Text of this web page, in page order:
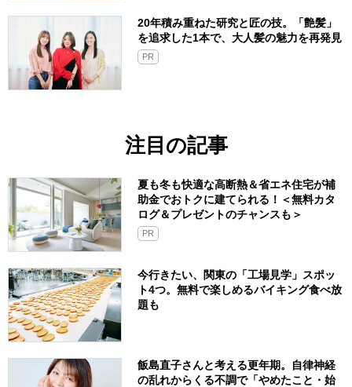
20年積み重ねた研究と匠の技。「艶髪」
を追求した1本で、大人髪の魅力を再発見
PR
注目の記事
夏も冬も快適な高断熱＆省エネ住宅が補
助金でおトクに建てられる！＜無料カタ
ログ＆プレゼントのチャンスも＞
PR
今行きたい、関東の「工場見学」スポッ
ト4つ。無料で楽しめるバイキング食べ放
題も
飯島直子さんと考える更年期。自律神経
の乱れからくる不調で「やめたこと・始